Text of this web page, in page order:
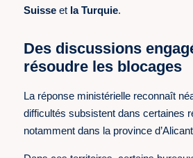
Suisse et la Turquie.
Des discussions
résoudre les blocages
La réponse ministérielle reconnaît
difficultés subsistent dans certaines
notamment dans la province